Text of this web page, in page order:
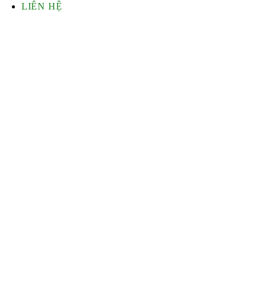
LIÊN HỆ